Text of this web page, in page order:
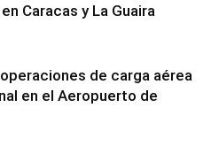
Caracas y La Guaira
de carga aérea
en el Aeropuerto de